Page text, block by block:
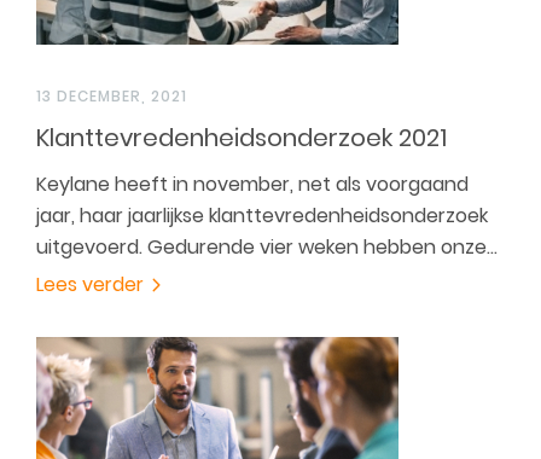
13 DECEMBER, 2021
Klanttevredenheidsonderzoek 2021
Keylane heeft in november, net als voorgaand
jaar, haar jaarlijkse klanttevredenheidsonderzoek
uitgevoerd. Gedurende vier weken hebben onze…
Lees verder